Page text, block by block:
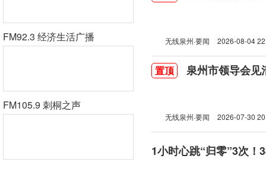
FM92.3 经济生活广播
FM105.9 刺桐之声
无线泉州·要闻 2026-08-04
置顶 泉州市领导会见
无线泉州·要闻 2026-07-30
1小时心跳“归零”3次！